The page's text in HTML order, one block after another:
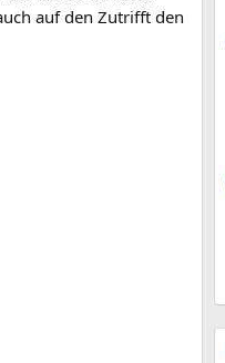
auf den Zutrifft den